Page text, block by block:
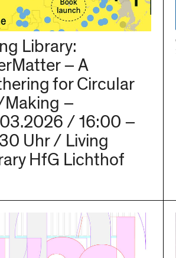
Library:
– A
for Circular
–
/ 16:00 –
Uhr / Living
HfG Lichthof